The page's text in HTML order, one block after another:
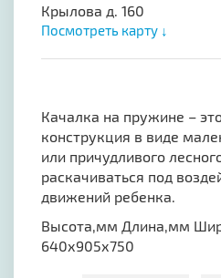
Крылова д. 160
Посмотреть карту ↓
Качалка на пружине –
конструкция в виде
или причудливого
раскачиваться под
движений ребенка.
Высота,мм Длина,мм
640х905х750